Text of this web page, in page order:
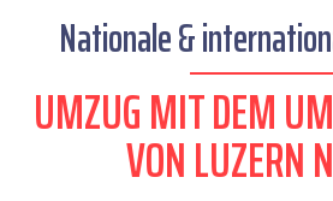
Nationale &
UMZUG MIT DEM
VON LUZERN